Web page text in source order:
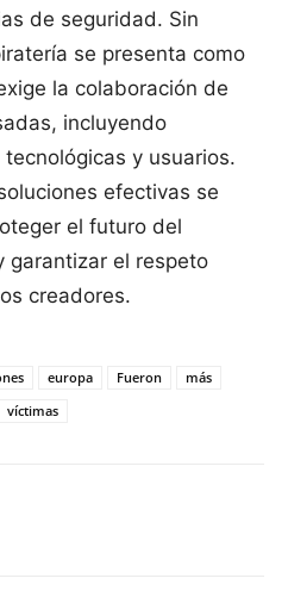
de seguridad. Sin
se presenta como
la colaboración de
incluyendo
y usuarios.
efectivas se
el futuro del
garantizar el respeto
creadores.
europa Fueron
más
víctimas